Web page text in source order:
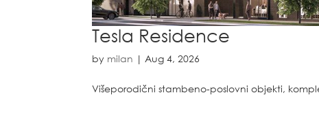
Tesla Residence
by milan | Aug 4, 2026
Višeporodični stambeno-poslovni objekti,